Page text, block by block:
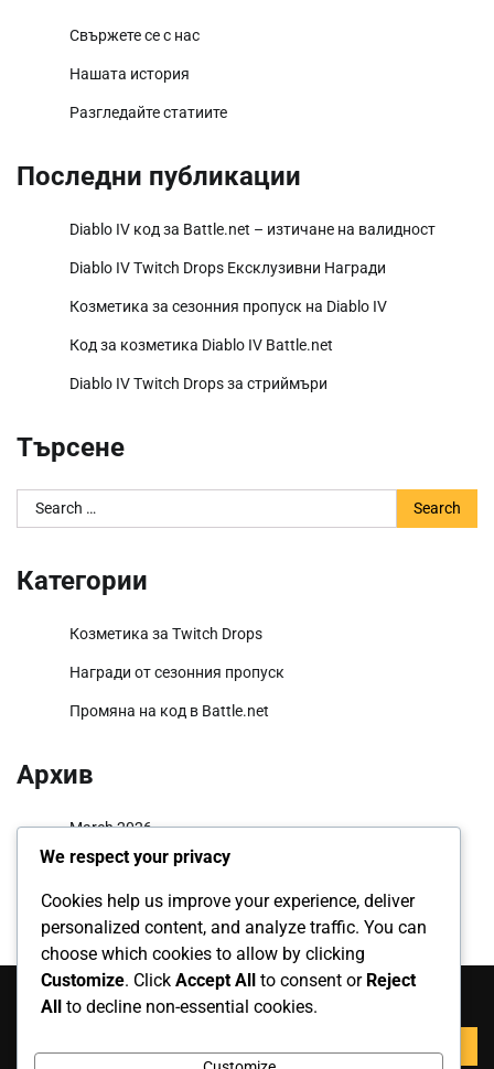
Свържете се с нас
Нашата история
Разгледайте статиите
Последни публикации
Diablo IV код за Battle.net – изтичане на валидност
Diablo IV Twitch Drops Ексклузивни Награди
Козметика за сезонния пропуск на Diablo IV
Код за козметика Diablo IV Battle.net
Diablo IV Twitch Drops за стриймъри
Търсене
Search
for:
Категории
Козметика за Twitch Drops
Награди от сезонния пропуск
Промяна на код в Battle.net
Архив
March 2026
February 2026
Търсене
We respect your privacy
Cookies help us improve your experience, deliver
personalized content, and analyze traffic. You can
choose which cookies to allow by clicking
Customize. Click Accept All to consent or Reject
All to decline non-essential cookies.